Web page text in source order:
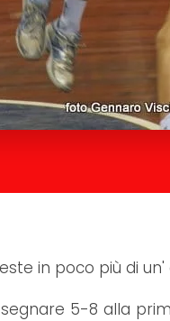
in poco più di
5-8 alla